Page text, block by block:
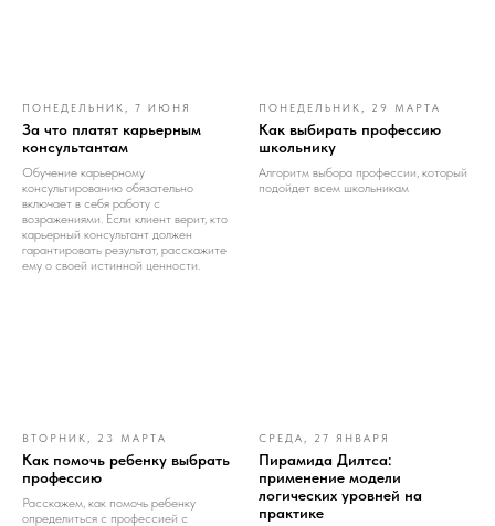
ПОНЕДЕЛЬНИК, 7 ИЮНЯ
За что платят карьерным
консультантам
Обучение карьерному
консультированию обязательно
включает в себя работу с
возражениями. Если клиент верит, кто
карьерный консультант должен
гарантировать результат, расскажите
ему о своей истинной ценности.
ПОНЕДЕЛЬНИК, 29 МАРТА
Как выбирать профессию
школьнику
Алгоритм выбора профессии, который
подойдет всем школьникам
ВТОРНИК, 23 МАРТА
Как помочь ребенку выбрать
профессию
Расскажем, как помочь ребенку
определиться с профессией с
СРЕДА, 27 ЯНВАРЯ
Пирамида Дилтса:
применение модели
логических уровней на
практике